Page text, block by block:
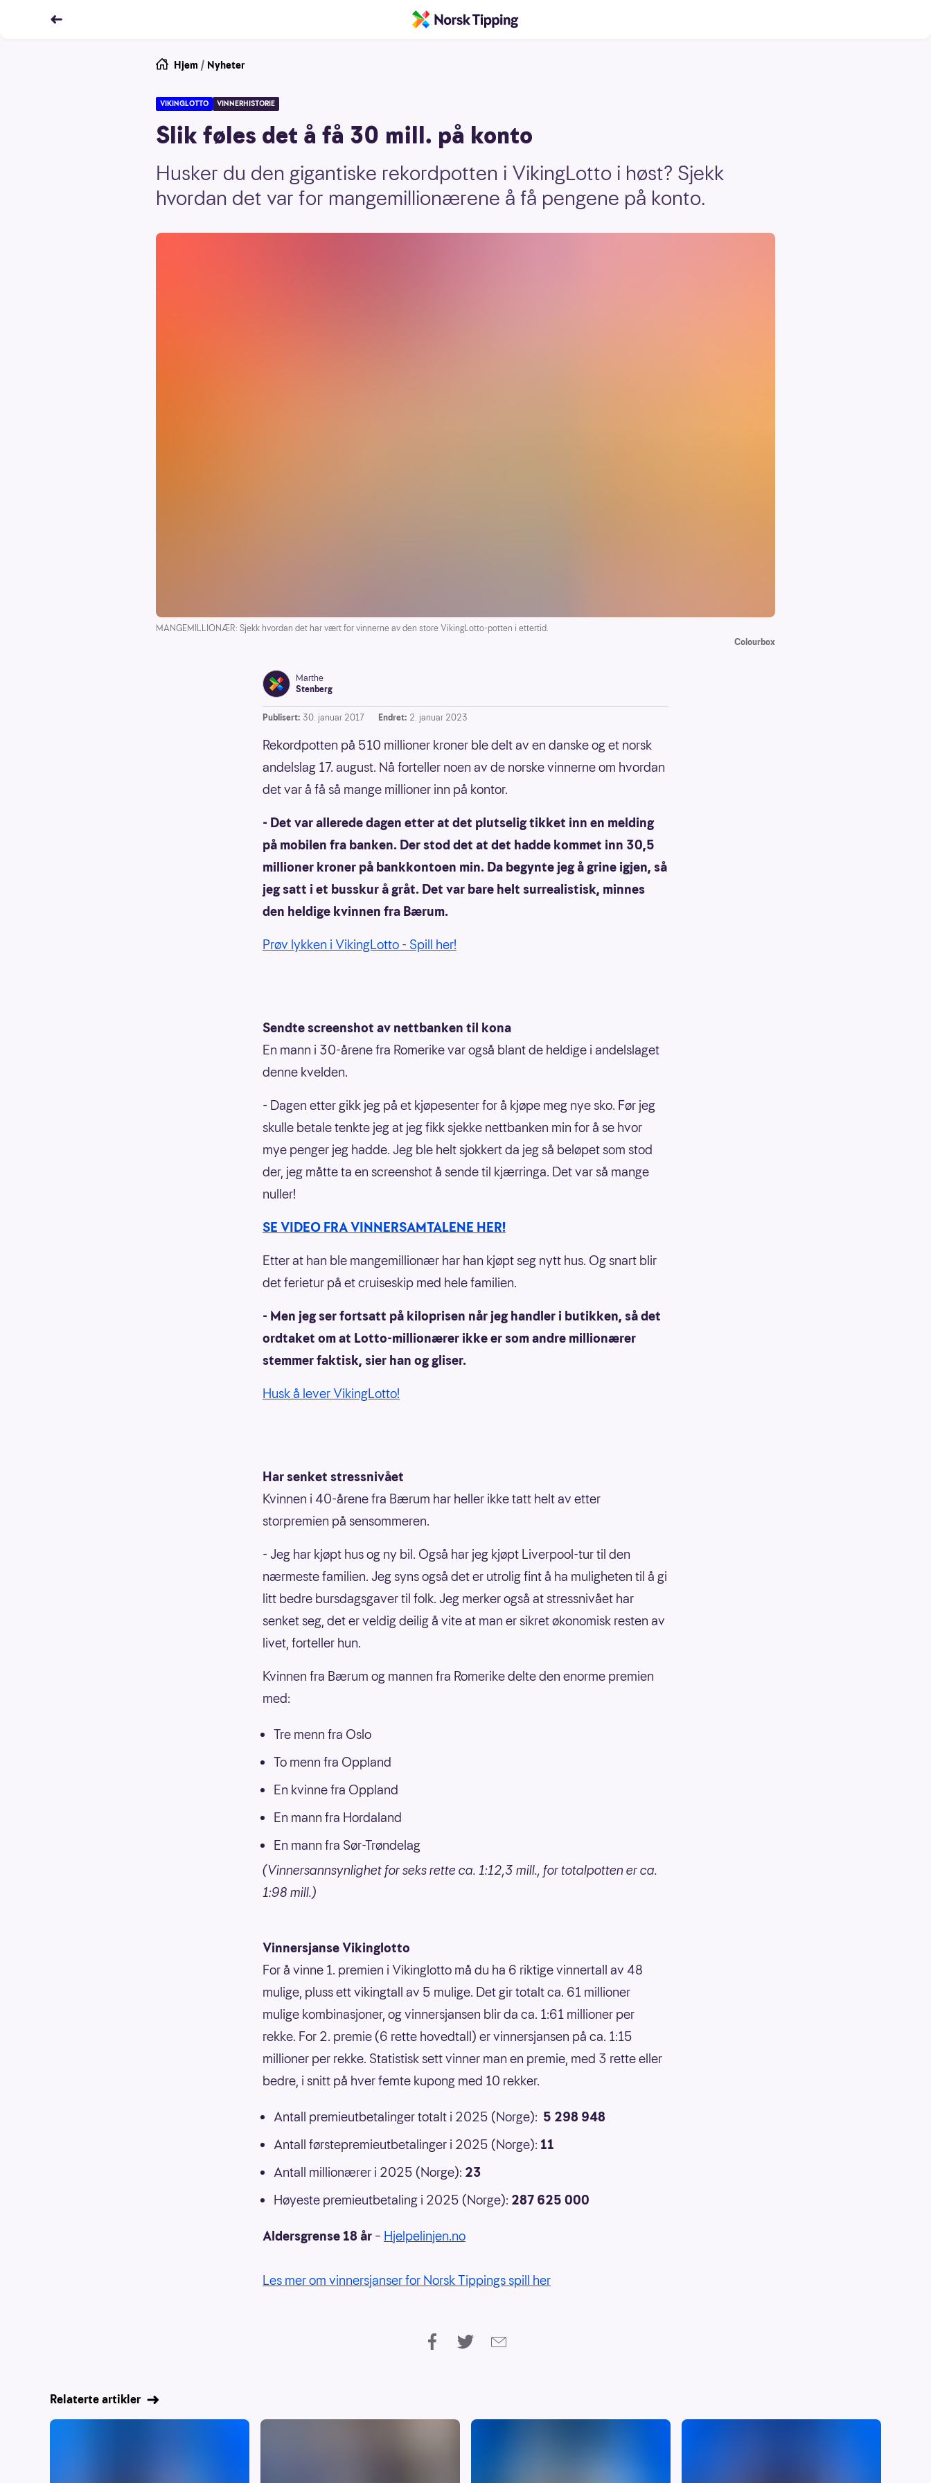
Hjem / Nyheter
VIKINGLOTTO VINNERHISTORIE
Slik føles det å få 30 mill. på konto
Husker du den gigantiske rekordpotten i VikingLotto i høst? Sjekk
hvordan det var for mangemillionærene å få pengene på konto.
MANGEMILLIONÆR: Sjekk hvordan det har vært for vinnerne av den store VikingLotto-potten i ettertid.
Colourbox
Marthe
Stenberg
Publisert: 30. januar 2017 Endret: 2. januar 2023
Rekordpotten på 510 millioner kroner ble delt av en danske og et norsk
andelslag 17. august. Nå forteller noen av de norske vinnerne om hvordan
det var å få så mange millioner inn på kontor.
- Det var allerede dagen etter at det plutselig tikket inn en melding
på mobilen fra banken. Der stod det at det hadde kommet inn 30,5
millioner kroner på bankkontoen min. Da begynte jeg å grine igjen, så
jeg satt i et busskur å gråt. Det var bare helt surrealistisk, minnes
den heldige kvinnen fra Bærum.
Prøv lykken i VikingLotto - Spill her!
Sendte screenshot av nettbanken til kona
En mann i 30-årene fra Romerike var også blant de heldige i andelslaget
denne kvelden.
- Dagen etter gikk jeg på et kjøpesenter for å kjøpe meg nye sko. Før jeg
skulle betale tenkte jeg at jeg fikk sjekke nettbanken min for å se hvor
mye penger jeg hadde. Jeg ble helt sjokkert da jeg så beløpet som stod
der, jeg måtte ta en screenshot å sende til kjærringa. Det var så mange
nuller!
SE VIDEO FRA VINNERSAMTALENE HER!
Etter at han ble mangemillionær har han kjøpt seg nytt hus. Og snart blir
det ferietur på et cruiseskip med hele familien.
- Men jeg ser fortsatt på kiloprisen når jeg handler i butikken, så det
ordtaket om at Lotto-millionærer ikke er som andre millionærer
stemmer faktisk, sier han og gliser.
Husk å lever VikingLotto!
Har senket stressnivået
Kvinnen i 40-årene fra Bærum har heller ikke tatt helt av etter
storpremien på sensommeren.
- Jeg har kjøpt hus og ny bil. Også har jeg kjøpt Liverpool-tur til den
nærmeste familien. Jeg syns også det er utrolig fint å ha muligheten til å gi
litt bedre bursdagsgaver til folk. Jeg merker også at stressnivået har
senket seg, det er veldig deilig å vite at man er sikret økonomisk resten av
livet, forteller hun.
Kvinnen fra Bærum og mannen fra Romerike delte den enorme premien
med:
Tre menn fra Oslo
To menn fra Oppland
En kvinne fra Oppland
En mann fra Hordaland
En mann fra Sør-Trøndelag
(Vinnersannsynlighet for seks rette ca. 1:12,3 mill., for totalpotten er ca.
1:98 mill.)
Vinnersjanse Vikinglotto
For å vinne 1. premien i Vikinglotto må du ha 6 riktige vinnertall av 48
mulige, pluss ett vikingtall av 5 mulige. Det gir totalt ca. 61 millioner
mulige kombinasjoner, og vinnersjansen blir da ca. 1:61 millioner per
rekke. For 2. premie (6 rette hovedtall) er vinnersjansen på ca. 1:15
millioner per rekke. Statistisk sett vinner man en premie, med 3 rette eller
bedre, i snitt på hver femte kupong med 10 rekker.
Antall premieutbetalinger totalt i 2025 (Norge): 5 298 948
Antall førstepremieutbetalinger i 2025 (Norge): 11
Antall millionærer i 2025 (Norge): 23
Høyeste premieutbetaling i 2025 (Norge): 287 625 000
Aldersgrense 18 år – Hjelpelinjen.no
Les mer om vinnersjanser for Norsk Tippings spill her
Relaterte artikler